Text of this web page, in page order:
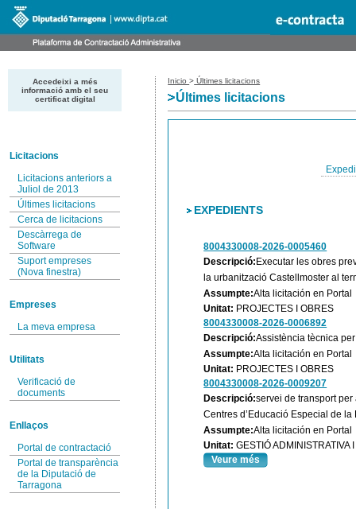
Accedeixi a més
informació amb el seu
certificat digital
Licitacions
Licitacions anteriors a
Juliol de 2013
Últimes licitacions
Cerca de licitacions
Descàrrega de
Software
Suport empreses
(Nova finestra)
Empreses
La meva empresa
Utilitats
Verificació de
documents
Enllaços
Portal de contractació
Portal de transparència
de la Diputació de
Tarragona
Inicio> Últimes licitacions
Últimes licitacions
EXPEDIENTS
8004330008-2026-0005460
Descripció:Executar les obres
la urbanització Castellmoster al
Assumpte:Alta licitación en Portal
Unitat: PROJECTES I OBRES
8004330008-2026-0006892
Descripció:Assistència tècnica
Assumpte:Alta licitación en Portal
Unitat: PROJECTES I OBRES
8004330008-2026-0009207
Descripció:servei de transport
Centres d’Educació Especial de
Assumpte:Alta licitación en Portal
Unitat:GESTIÓ ADMINISTRATIVA
Veure més